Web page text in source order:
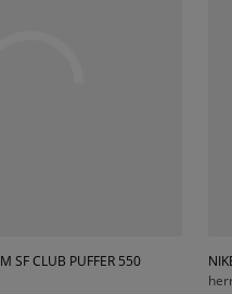
SF CLUB PUFFER 550